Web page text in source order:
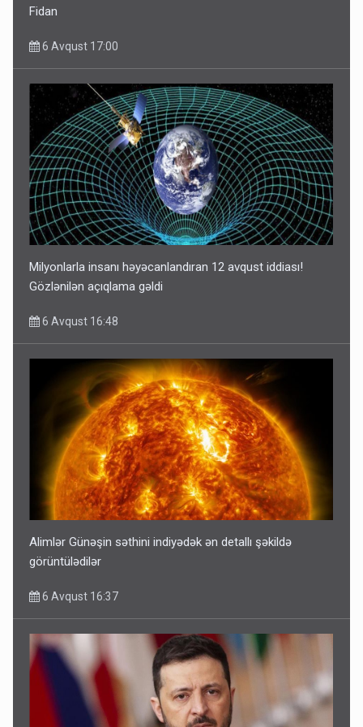
Fidan
6 Avqust 17:00
Milyonlarla insanı həyəcanlandıran 12 avqust iddiası!
Gözlənilən açıqlama gəldi
6 Avqust 16:48
Alimlər Günəşin səthini indiyədək ən detallı şəkildə
görüntülədilər
6 Avqust 16:37